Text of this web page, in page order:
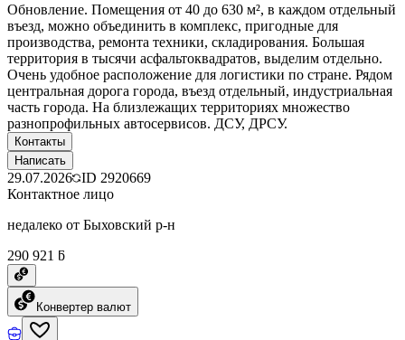
Обновление. Помещения от 40 до 630 м², в каждом отдельный
въезд, можно объединить в комплекс, пригодные для
производства, ремонта техники, складирования. Большая
территория в тысячи асфальтоквадратов, выделим отдельно.
Очень удобное расположение для логистики по стране. Рядом
центральная дорога города, въезд отдельный, индустриальная
часть города. На близлежащих территориях множество
разнопрофильных автосервисов. ДСУ, ДРСУ.
Контакты
Написать
29.07.2026 ID 2920669
Контактное лицо
недалеко от Быховский р-н
290 921 ƃ
Конвертер валют